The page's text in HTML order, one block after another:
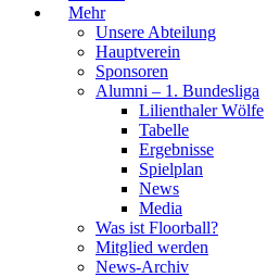
Mehr
Unsere Abteilung
Hauptverein
Sponsoren
Alumni – 1. Bundesliga
Lilienthaler Wölfe
Tabelle
Ergebnisse
Spielplan
News
Media
Was ist Floorball?
Mitglied werden
News-Archiv